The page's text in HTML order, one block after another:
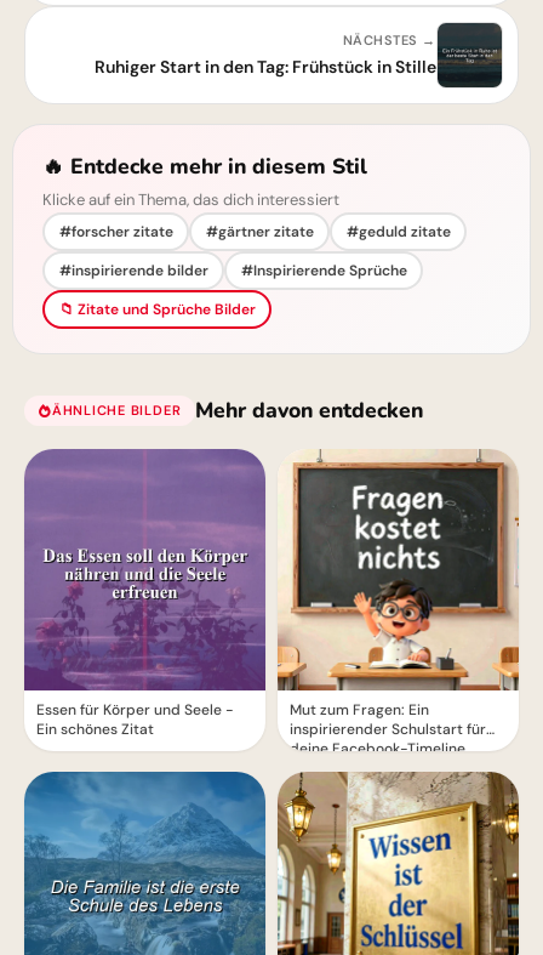
NÄCHSTES →
Ruhiger Start in den Tag: Frühstück in Stille
🔥 Entdecke mehr in diesem Stil
Klicke auf ein Thema, das dich interessiert
#forscher zitate #gärtner zitate
#geduld zitate
#inspirierende bilder
#Inspirierende Sprüche
📁 Zitate und Sprüche Bilder
ÄHNLICHE BILDER Mehr davon entdecken
Essen für Körper und Seele -
Ein schönes Zitat
Mut zum Fragen: Ein
inspirierender Schulstart für
deine Facebook-Timeline